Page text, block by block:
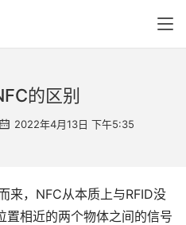
的区别
2022年4月13日 下午5:35
来，NFC从本质上与RFID没
置相近的两个物体之间的信号